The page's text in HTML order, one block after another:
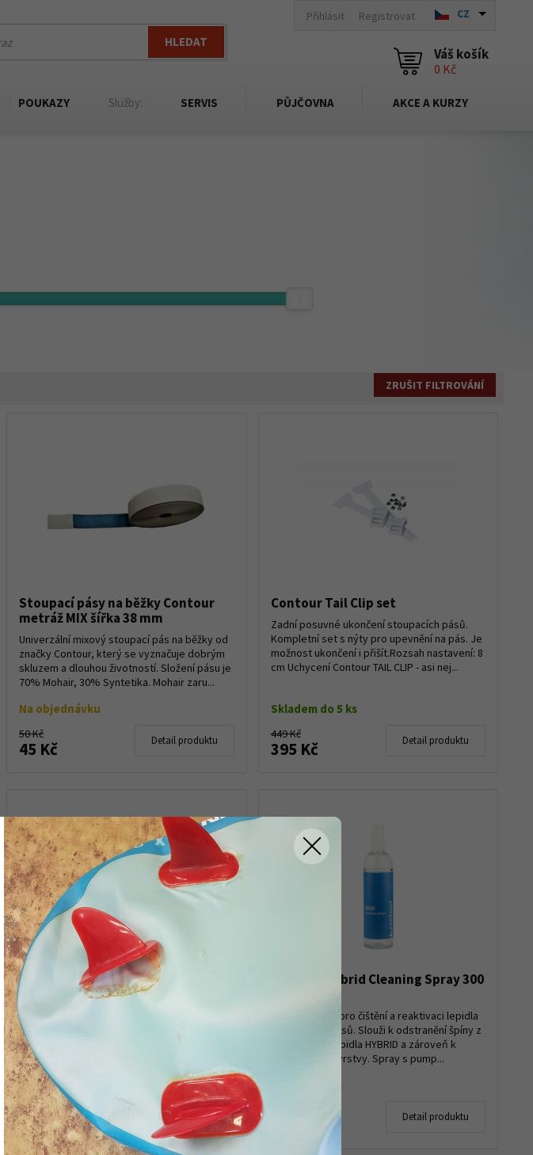
HLEDAT
Přihlásit Registrovat CZ
Váš košík
0 Kč
POUKAZY Služby: SERVIS PŮJČOVNA AKCE A KURZY
ZRUŠIT FILTROVÁNÍ
Stoupací pásy na běžky Contour
metráž MIX šířka 38 mm
Univerzální mixový stoupací pás na běžky od
značky Contour, který se vyznačuje dobrým
skluzem a dlouhou životností. Složení pásu je
70% Mohair, 30% Syntetika. Mohair zaru...
Na objednávku
50 Kč
45 Kč Detail produktu
Contour Tail Clip set
Zadní posuvné ukončení stoupacích pásů.
Kompletní set s nýty pro upevnění na pás. Je
možnost ukončení i přišít.Rozsah nastavení: 8
cm Uchycení Contour TAIL CLIP - asi nej...
Skladem do 5 ks
449 Kč
395 Kč Detail produktu
Dětské stoupací pásy na běžky
Contour MIX 140 cm
S dětskými stoupacími pásy na běžky
Contour MIX 110 cm již nebudou Vašmu dítěti
podkluzovat běžky, bude snadno stoupat a
bude vás to všechny bavit. Univerzální
mixový sto...
Skladem do 5 párů
1 350 Kč Detail produktu
Contour Hybrid Cleaning Spray 300
Sprej Contour pro čištění a reaktivaci lepidla
skialpových pásů. Slouži k odstranění špíny z
lepicí vrstvy lepidla HYBRID a zároveň k
aktivací lepící vrstvy. Spray s pump...
Detail produktu